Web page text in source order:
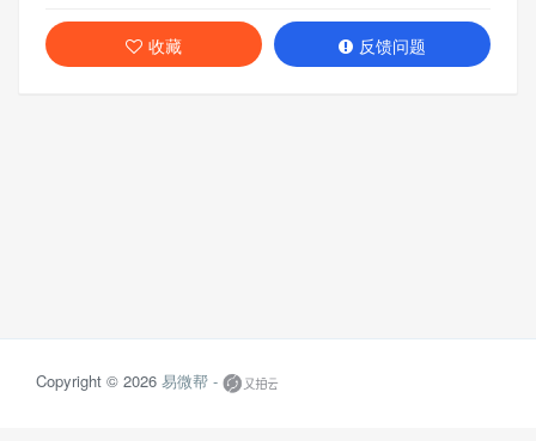
收藏 反馈问题
Copyright © 2026 易微帮 -